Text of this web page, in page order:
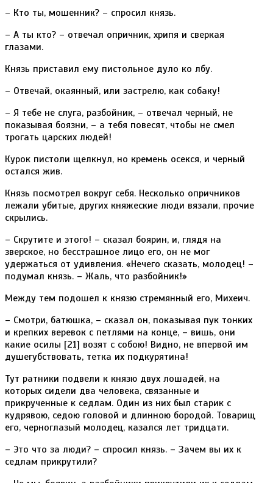
– Кто ты, мошенник? – спросил князь.
– А ты кто? – отвечал опричник, хрипя и сверкая
глазами.
Князь приставил ему пистольное дуло ко лбу.
– Отвечай, окаянный, или застрелю, как собаку!
– Я тебе не слуга, разбойник, – отвечал черный, не
показывая боязни, – а тебя повесят, чтобы не смел
трогать царских людей!
Курок пистоли щелкнул, но кремень осекся, и черный
остался жив.
Князь посмотрел вокруг себя. Несколько опричников
лежали убитые, других княжеские люди вязали, прочие
скрылись.
– Скрутите и этого! – сказал боярин, и, глядя на
зверское, но бесстрашное лицо его, он не мог
удержаться от удивления. «Нечего сказать, молодец! –
подумал князь. – Жаль, что разбойник!»
Между тем подошел к князю стремянный его, Михеич.
– Смотри, батюшка, – сказал он, показывая пук тонких
и крепких веревок с петлями на конце, – вишь, они
какие осилы [21] возят с собою! Видно, не впервой им
душегубствовать, тетка их подкурятина!
Тут ратники подвели к князю двух лошадей, на
которых сидели два человека, связанные и
прикрученные к седлам. Один из них был старик с
кудрявою, седою головой и длинною бородой. Товарищ
его, черноглазый молодец, казался лет тридцати.
– Это что за люди? – спросил князь. – Зачем вы их к
седлам прикрутили?